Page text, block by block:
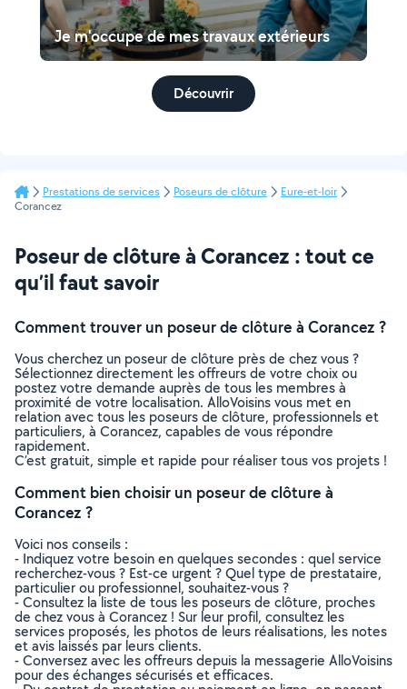
Je m'occupe de mes travaux extérieurs
Découvrir
Prestations de services Poseurs de clôture
Eure-et-loir
Corancez
Poseur de clôture à Corancez : tout ce
qu’il faut savoir
Comment trouver un poseur de clôture à Corancez ?
Vous cherchez un poseur de clôture près de chez vous ?
Sélectionnez directement les offreurs de votre choix ou
postez votre demande auprès de tous les membres à
proximité de votre localisation. AlloVoisins vous met en
relation avec tous les poseurs de clôture, professionnels et
particuliers, à Corancez, capables de vous répondre
rapidement.
C’est gratuit, simple et rapide pour réaliser tous vos projets !
Comment bien choisir un poseur de clôture à
Corancez ?
Voici nos conseils :
- Indiquez votre besoin en quelques secondes : quel service
recherchez-vous ? Est-ce urgent ? Quel type de prestataire,
particulier ou professionnel, souhaitez-vous ?
- Consultez la liste de tous les poseurs de clôture, proches
de chez vous à Corancez ! Sur leur profil, consultez les
services proposés, les photos de leurs réalisations, les notes
et avis laissés par leurs clients.
- Conversez avec les offreurs depuis la messagerie AlloVoisins
pour des échanges sécurisés et efficaces.